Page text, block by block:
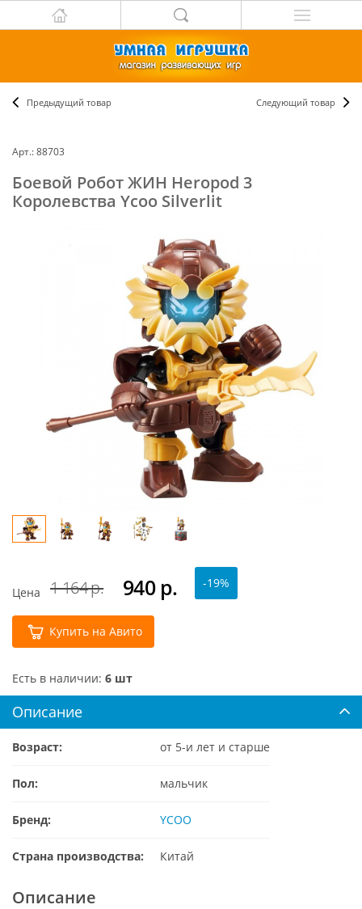
Предыдущий товар Следующий товар
Арт.: 88703
Боевой Робот ЖИН Heropod 3
Королевства Ycoo Silverlit
Цена 1 164 р. 940 р. -19%
Купить на Авито
Есть в наличии: 6 шт
Описание
Возраст: от 5-и лет и старше
Пол: мальчик
Бренд: YCOO
Страна производства: Китай
Описание